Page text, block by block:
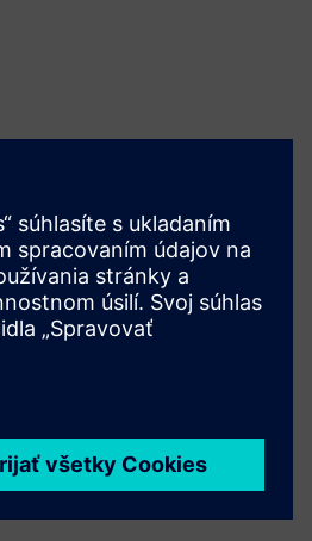
Siemens
alebo vytvára
Siemens